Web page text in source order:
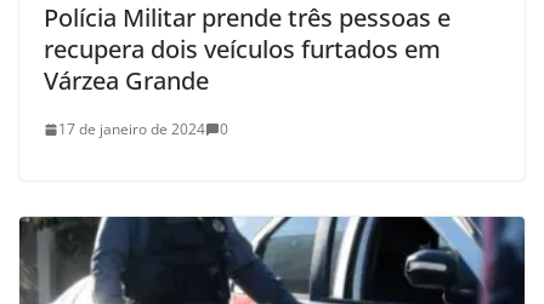
Polícia Militar prende três pessoas e
recupera dois veículos furtados em
Várzea Grande
17 de janeiro de 2024 0